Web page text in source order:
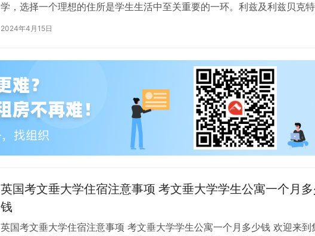
学，选择一个理想的住所是学生生活中至关重要的一环。利兹及利兹贝克特
学（以下简称利兹贝大）作为英国一所卓越的…
2024年4月15日
英国考文垂大学住宿注意事项 考文垂大学学生公寓一个月
钱
英国考文垂大学住宿注意事项 考文垂大学学生公寓一个月多少钱 欢迎来到